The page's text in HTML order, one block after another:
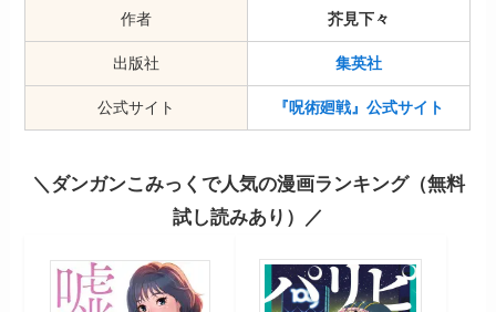
作者 芥見下々
出版社 集英社
公式サイト 『呪術廻戦』公式サイト
＼ダンガンこみっくで人気の漫画ランキング（無料
試し読みあり）／